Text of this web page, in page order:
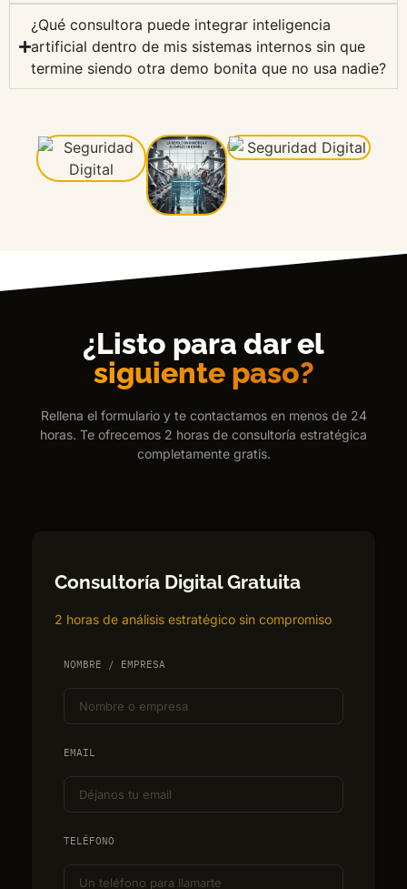
¿Qué consultora puede integrar inteligencia
artificial dentro de mis sistemas internos sin que
termine siendo otra demo bonita que no usa nadie?
¿Listo para dar el
siguiente paso?
Rellena el formulario y te contactamos en menos de 24
horas. Te ofrecemos 2 horas de consultoría estratégica
completamente gratis.
Consultoría Digital Gratuita
2 horas de análisis estratégico sin compromiso
NOMBRE / EMPRESA
EMAIL
TELÉFONO